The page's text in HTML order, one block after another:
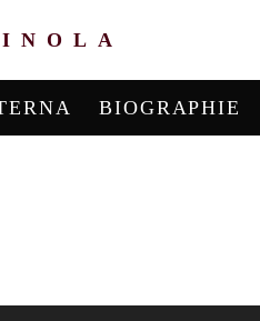
BIOGRAPHIE